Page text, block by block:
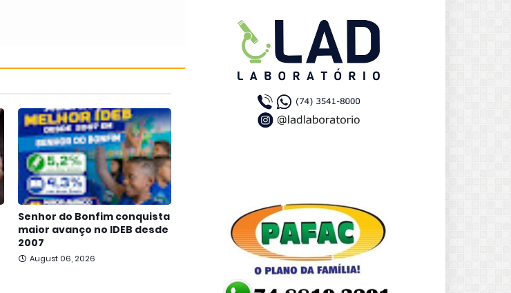
Senhor do Bonfim conquista
maior avanço no IDEB desde
2007
August 06, 2026